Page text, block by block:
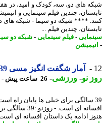
های دو، سه، کودک و امید، در هفتمین
چندین فیلم سینمایی و
**** شبکه دو سیما - شبکه های دو،
چندین فیلم ...
-فیلم سینمایی-شبکه دو سیما-
آمار شگفت انگیز مسی 39ساله در سال 2026!
نو- ورزشی-26 ساعت پیش - شنبه 17 مرداد 1405، 11:32
سالگی برای خیلی ها پایان راه است؛
افسانه ای است. -
ادامه یک داستان افسانه ای است.